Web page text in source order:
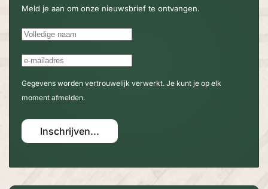
Meld je aan om onze nieuwsbrief te ontvangen.
Gegevens worden vertrouwelijk verwerkt. Je kunt je op elk
moment afmelden.
Inschrijven...